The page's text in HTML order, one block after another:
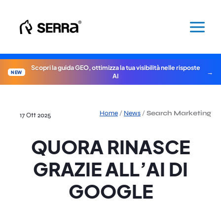
contenuto
NEW
Scopri la guida GEO, ottimizza la tua visibilità nelle risposte
AI
Home / News / Search Marketing
17 Ott 2025
QUORA RINASCE
GRAZIE ALL’AI DI
GOOGLE